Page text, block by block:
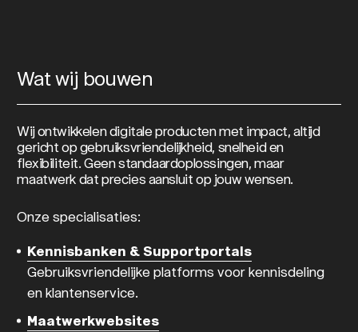
Wat wij bouwen
Wij ontwikkelen digitale producten met impact, altijd
gericht op gebruiksvriendelijkheid, snelheid en
flexibiliteit. Geen standaardoplossingen, maar
maatwerk dat precies aansluit op jouw wensen.
Onze specialisaties:
Kennisbanken & Supportportals
Gebruiksvriendelijke platforms voor kennisdeling
en klantenservice.
Maatwerkwebsites